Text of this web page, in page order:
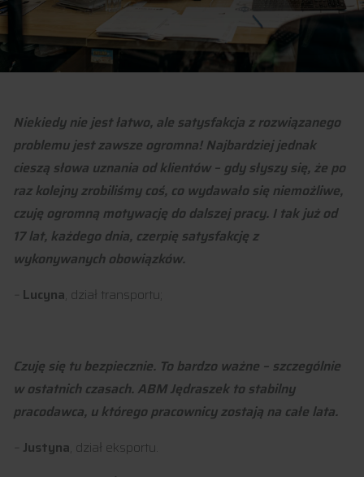
Niekiedy nie jest łatwo, ale satysfakcja z rozwiązanego
problemu jest zawsze ogromna! Najbardziej jednak
cieszą słowa uznania od klientów – gdy słyszy się, że po
raz kolejny zrobiliśmy coś, co wydawało się niemożliwe,
czuję ogromną motywację do dalszej pracy. I tak już od
17 lat, każdego dnia, czerpię satysfakcję z
wykonywanych obowiązków.
Lucyna, dział transportu;
Czuję się tu bezpiecznie. To bardzo ważne – szczególnie
w ostatnich czasach. ABM Jędraszek to stabilny
pracodawca, u którego pracownicy zostają na całe lata.
Justyna, dział eksportu.